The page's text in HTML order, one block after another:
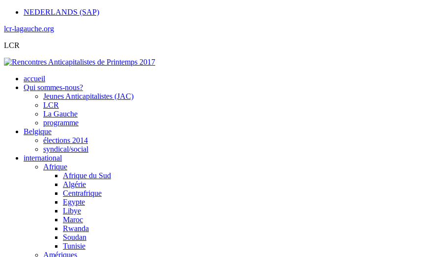
NEDERLANDS (SAP)
lcr-lagauche.org
LCR
accueil
Qui sommes-nous?
Jeunes Anticapitalistes (JAC)
LCR
La Gauche
programme
Belgique
élections 2014
syndical/social
international
Afrique
Afrique du Sud
Algérie
Centrafrique
Egypte
Libye
Maroc
Rwanda
Soudan
Tunisie
Amériques